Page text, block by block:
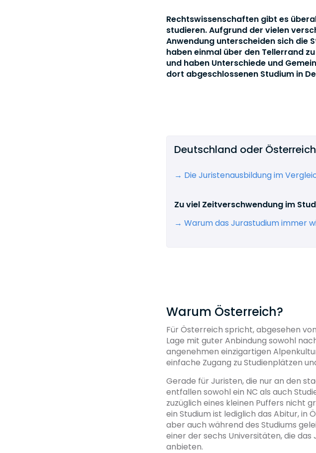
Rechtswissenschaften gibt es
studieren. Aufgrund der vielen
Anwendung unterscheiden sich die
haben einmal über den Tellerrand
und haben Unterschiede und
dort abgeschlossenen Studium in
Deutschland oder
→ Die Juristenausbildung im
Zu viel Zeitverschwendung im
→ Warum das Jurastudium immer
Warum Österreich?
Für Österreich spricht, abgesehen
Lage mit guter Anbindung sowohl
angenehmen einzigartigen
einfache Zugang zu Studienplätzen
Gerade für Juristen, die nur an den
entfallen sowohl ein NC als auch
zuzüglich eines kleinen Puffers nicht
ein Studium ist lediglich das Abitur, in
aber auch während des Studiums
einer der sechs Universitäten, die das
anbieten.